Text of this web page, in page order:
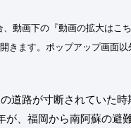
動画下の『動画の拡大はこ
きます。ポップアップ画面以
道路が寸断されていた時
が、福岡から南阿蘇の避